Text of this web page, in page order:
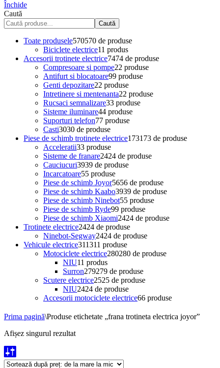
Închide
Caută
Caută
Toate produsele570570 de produse
Biciclete electrice11 produs
Accesorii trotinete electrice7474 de produse
Compresoare si pompe22 produse
Antifurt si blocatoare99 produse
Genti depozitare22 produse
Intretinere si mentenanta22 produse
Rucsaci semnalizare33 produse
Sisteme iluminare44 produse
Suporturi telefon77 produse
Casti3030 de produse
Piese de schimb trotinete electrice173173 de produse
Acceleratii33 produse
Sisteme de franare2424 de produse
Cauciucuri3939 de produse
Incarcatoare55 produse
Piese de schimb Joyor5656 de produse
Piese de schimb Kaabo3939 de produse
Piese de schimb Ninebot55 produse
Piese de schimb Ryde99 produse
Piese de schimb Xiaomi2424 de produse
Trotinete electrice2424 de produse
Ninebot-Segway2424 de produse
Vehicule electrice311311 produse
Motociclete electrice280280 de produse
NIU11 produs
Surron279279 de produse
Scutere electrice2525 de produse
NIU2424 de produse
Accesorii motociclete electrice66 produse
Prima pagină\Produse etichetate „frana trotineta electrica joyor”
Afișez singurul rezultat